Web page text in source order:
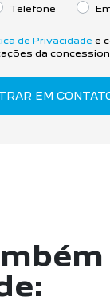
Telefone
de Privacidade e
da
EM